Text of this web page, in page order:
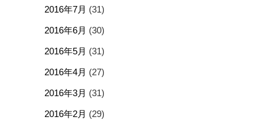
2016年7月 (31)
2016年6月 (30)
2016年5月 (31)
2016年4月 (27)
2016年3月 (31)
2016年2月 (29)